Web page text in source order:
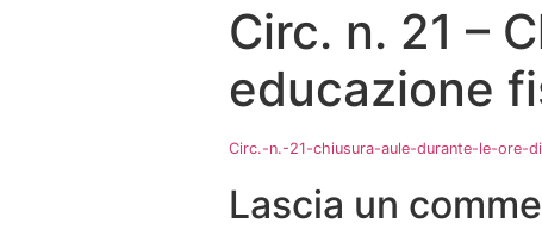
Circ. n. 21 –
educazione
Circ.-n.-21-chiusura-aule-durante-le-ore-
Lascia un